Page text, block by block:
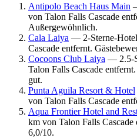
Antipolo Beach Haus Main
von Talon Falls Cascade
Außergewöhnlich.
Cala Laiya — 2-Sterne-
Cascade entfernt.
Cocoons Club Laiya — 2.5-
Talon Falls Cascade
gut.
Punta Aguila Resort & Hotel
von Talon Falls Cascade
Aqua Frontier Hotel and
km von Talon Falls Cascade
6,0/10.